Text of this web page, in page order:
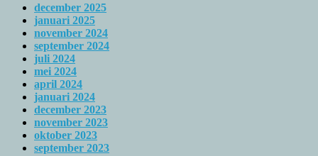
december 2025
januari 2025
november 2024
september 2024
juli 2024
mei 2024
april 2024
januari 2024
december 2023
november 2023
oktober 2023
september 2023